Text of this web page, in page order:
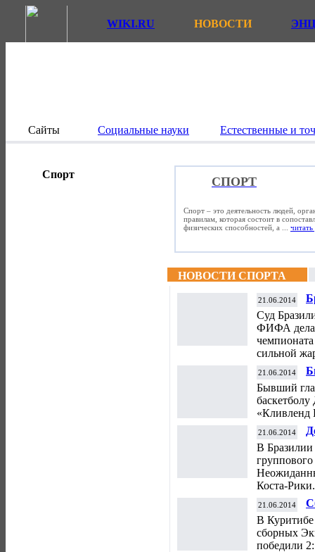
WIKI.RU НОВОСТИ
Сайты Социальные науки Естественные и
Спорт
СПОРТ
Спорт – это деятельность людей,
правилам, которая состоит в
физических способностей, а ... читать
НОВОСТИ СПОРТА
21.06.2014
Суд
ФИФА
сильной
21.06.2014
Бывший
«Кливленд
21.06.2014
В Бразилии
Коста-Рики.
21.06.2014
В Куритибе
сборных
победили